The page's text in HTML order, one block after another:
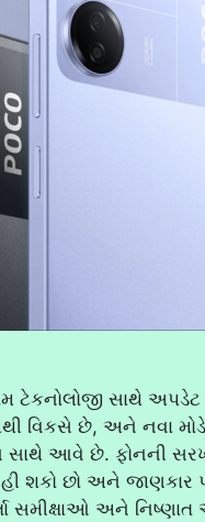
ટેકનોલોજી સાથે અપડેટ
વિકસે છે, અને નવા
સાથે આવે છે. ફોનની
શકો છો અને જાણકાર
સમીક્ષાઓ અને નિષ્ણાત